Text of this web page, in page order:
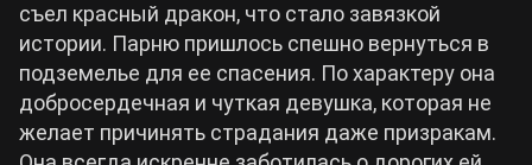
съел красный дракон, что стало завязкой
истории. Парню пришлось спешно вернуться в
подземелье для ее спасения. По характеру она
добросердечная и чуткая девушка, которая не
желает причинять страдания даже призракам.